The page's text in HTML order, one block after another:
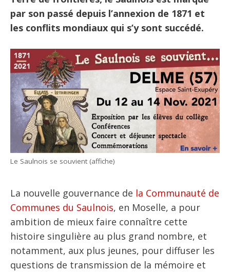
par son passé depuis l’annexion de 1871 et
les conflits mondiaux qui s’y sont succédé.
Le Saulnois se souvient (affiche)
La nouvelle gouvernance de la Communauté de
Communes du Saulnois, en Moselle, a pour
ambition de mieux faire connaître cette
histoire singulière au plus grand nombre, et
notamment, aux plus jeunes, pour diffuser les
questions de transmission de la mémoire et